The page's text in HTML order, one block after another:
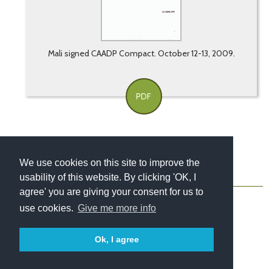
We use cookies on this site to improve the
usability of this website. By clicking 'OK, I
agree' you are giving your consent for us to
use cookies. Give me more info
Ok, I agree
Mali signed CAADP Compact. October 12-13, 2009.
PDF
AboutContactBlog Newsletter